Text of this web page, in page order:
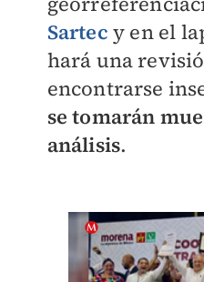
Sartec y en el
hará una
encontrarse
se tomarán
análisis.